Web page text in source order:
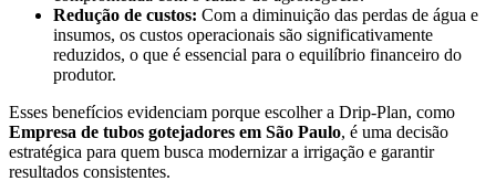
Redução de custos: Com a diminuição das perdas de água e
insumos, os custos operacionais são significativamente
reduzidos, o que é essencial para o equilíbrio financeiro do
produtor.
Esses benefícios evidenciam porque escolher a Drip-Plan, como
Empresa de tubos gotejadores em São Paulo, é uma decisão
estratégica para quem busca modernizar a irrigação e garantir
resultados consistentes.